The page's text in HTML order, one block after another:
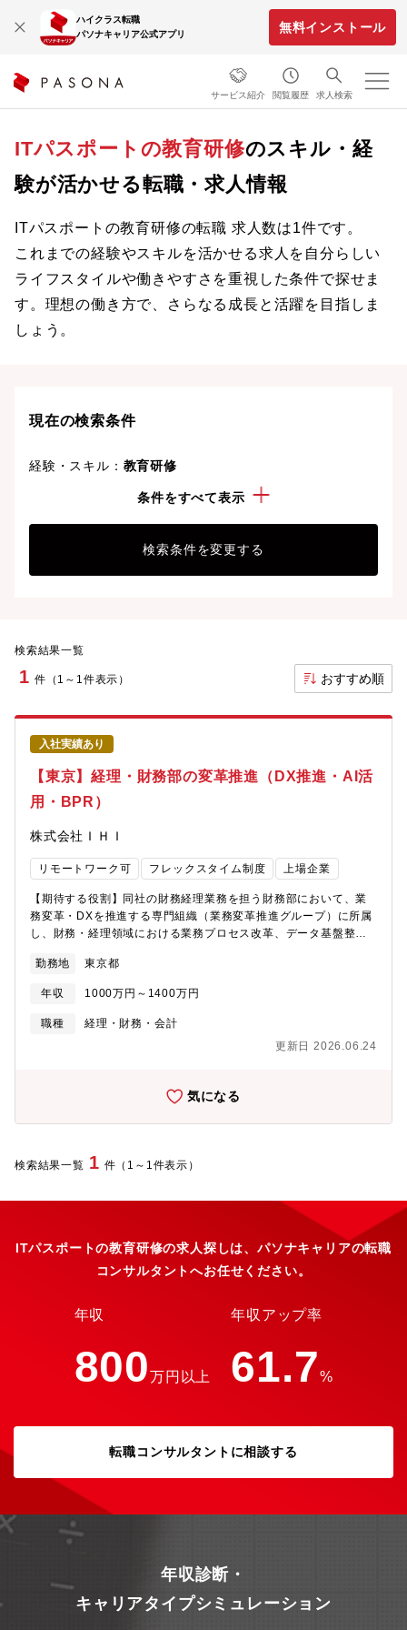
ハイクラス転職
パソナキャリア公式アプリ
無料インストール
サービス紹介 閲覧履歴 求人検索
ITパスポートの教育研修のスキル・経
験が活かせる転職・求人情報
ITパスポートの教育研修の転職 求人数は1件です。
これまでの経験やスキルを活かせる求人を自分らしい
ライフスタイルや働きやすさを重視した条件で探せま
す。理想の働き方で、さらなる成長と活躍を目指しま
しょう。
現在の検索条件
経験・スキル： 教育研修
ITパスポート条件をすべて表示
検索条件を変更する
検索結果一覧
1 件（1～1件表示） おすすめ順
入社実績あり
【東京】経理・財務部の変革推進（DX推進・AI活
用・BPR）
株式会社ＩＨＩ
リモートワーク可 フレックスタイム制度 上場企業
【期待する役割】同社の財務経理業務を担う財務部において、業
務変革・DXを推進する専門組織（業務変革推進グループ）に所属
し、財務・経理領域における業務プロセス改革、データ基盤整
ープでは、経営の高度化に向けてデータドリブン経営への転換を
進めており、全社の経営数値を担う財務部においても、業務プロ
セスの抜本的な見直し、定型・反復業務の自動化・AI活用、デー
タの構造化・利活用の高度化を一体的に推進しています。本ポジ
当者、情報システム部門、社外のITベンダーと連携しながら、現
めていただきます。あわせて、IT／AIソリューションの評価・導
入・定着や、データ利活用を前提とした業務基盤の整備を、関係
者と協働しつつ、企画から実行まで中心的な役割として推進して
リスト職）としての採用となる可能性がございます。【具体的に
ート業務のトランスフォーメーション推進・経理・財務領域にお
ける業務プロセスの可視化、課題分析、再設計・データドリブン
経営に向けたデータ集約・利活用施策の企画・展開・AIを活用し
た業務効率化・高度化の企画・実装・ITソリューション（ERP、
業務支援ツール等）の導入・刷新に関する検討、企画、推進・財
企画・実行・全社的なデータ利活用・業務変革施策との連携【ポ
ョン業務を担わない体制としており、業務変革やDX施策の企画・
推進に注力できる点が特徴です。グループ内には、財務・経理の
す。また、変革やデータ利活用の中心となる財務経理組織の内部
やすく、実行力のある現実的な改革を推進できる役割となってい
ます。本ポジションでは、財務経理人財として今後不可欠となる
デジタルリテラシーおよびプロジェクトマネジメント能力を、実
務を通じて着実に高めることができ、自身の専門性と市場価値の
時間フレックス可否：可（コアタイム：なし）リモート勤務：可
（週２日程度）【募集背景】事業拡大に伴う、組織強化を目的と
した増員募集となります。【配属先情報】財務部 業務変革推進グ
勤務地 東京都
年収 1000万円～1400万円
職種
経理・財務・会計
更新日 2026.06.24
気になる
検索結果一覧 1 件（1～1件表示）
ITパスポートの教育研修の求人探しは、パソナキャリアの転職
コンサルタントへお任せください。
年収
800万円以上
年収アップ率
61.7%
転職コンサルタントに相談する
年収診断・
キャリアタイプシミュレーション